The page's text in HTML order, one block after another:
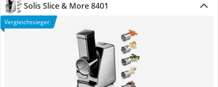
Solis Slice & More 8401
Vergleichssieger